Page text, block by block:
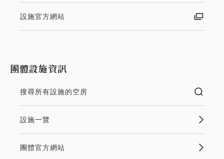
設施官方網站
團體設施資訊
搜尋所有設施的空房
設施一覽
團體官方網站